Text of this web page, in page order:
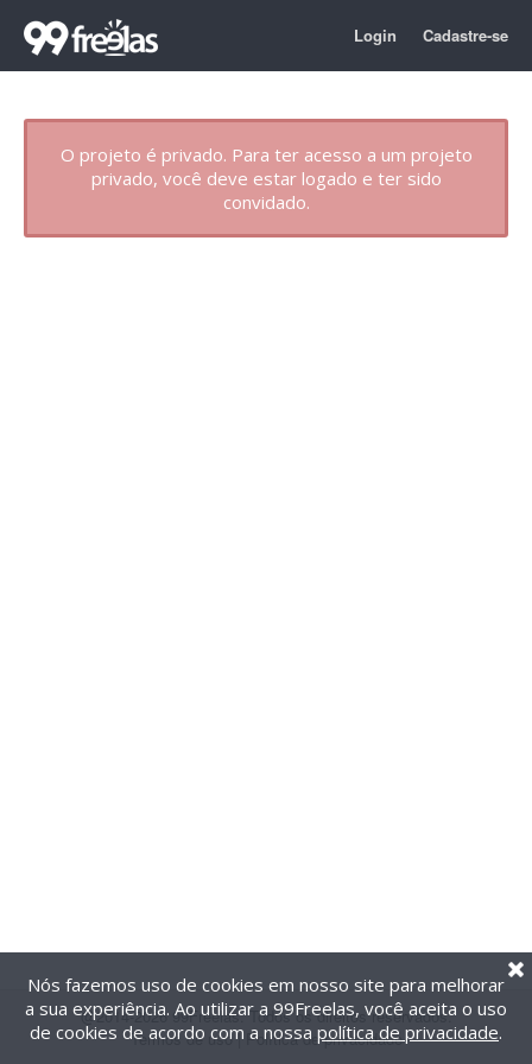
Login Cadastre-se
O projeto é privado. Para ter acesso a um projeto
privado, você deve estar logado e ter sido
convidado.
@2014-2026 99Freelas. Todos os direitos reservados.
Termos de uso| Política de privacidade
Nós fazemos uso de cookies em nosso site para melhorar
a sua experiência. Ao utilizar a 99Freelas, você aceita o uso
de cookies de acordo com a nossa política de privacidade.